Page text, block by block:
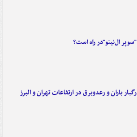
"سوپر ال‌نینو"در راه است؟
رگبار باران و رعدوبرق در ارتفاعات تهران و البرز